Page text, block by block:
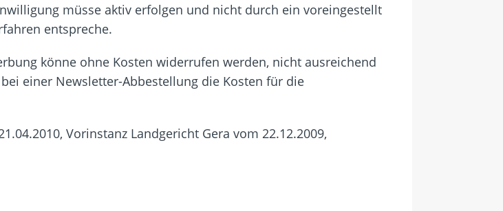
müsse aktiv erfolgen und nicht durch ein voreingestellt
entspreche.
könne ohne Kosten widerrufen werden, nicht ausreichend
einer Newsletter-Abbestellung die Kosten für die
Vorinstanz Landgericht Gera vom 22.12.2009,